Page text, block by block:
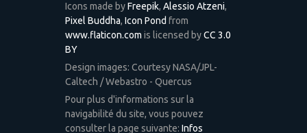
Icons made byFreepik, Alessio Atzeni,
Pixel Buddha, Icon Pond from
www.flaticon.com is licensed byCC 3.0
BY
Design images: Courtesy NASA/JPL-
Caltech / Webastro - Quercus
Pour plus d'informations sur la
navigabilité du site, vous pouvez
consulter la page suivante: Infos